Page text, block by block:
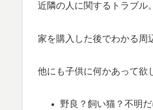
近隣の人に関するトラブル。
家を購入した後でわかる周
他にも子供に何かあって欲
野良？飼い猫？不明